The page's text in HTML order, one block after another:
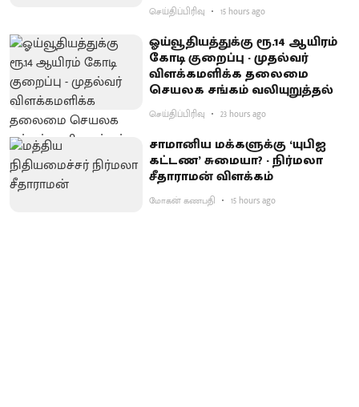
செய்திப்பிரிவு 15 hours ago
ஓய்வூதியத்துக்கு ரூ.14 ஆயிரம்
கோடி குறைப்பு - முதல்வர்
விளக்கமளிக்க தலைமை
செயலக சங்கம் வலியுறுத்தல்
செய்திப்பிரிவு 23 hours ago
சாமானிய மக்களுக்கு ‘யுபிஐ
கட்டண’ சுமையா? - நிர்மலா
சீதாராமன் விளக்கம்
மோகன் கணபதி 15 hours ago